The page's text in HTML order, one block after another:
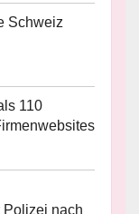
Schweiz
110
Polizei nach